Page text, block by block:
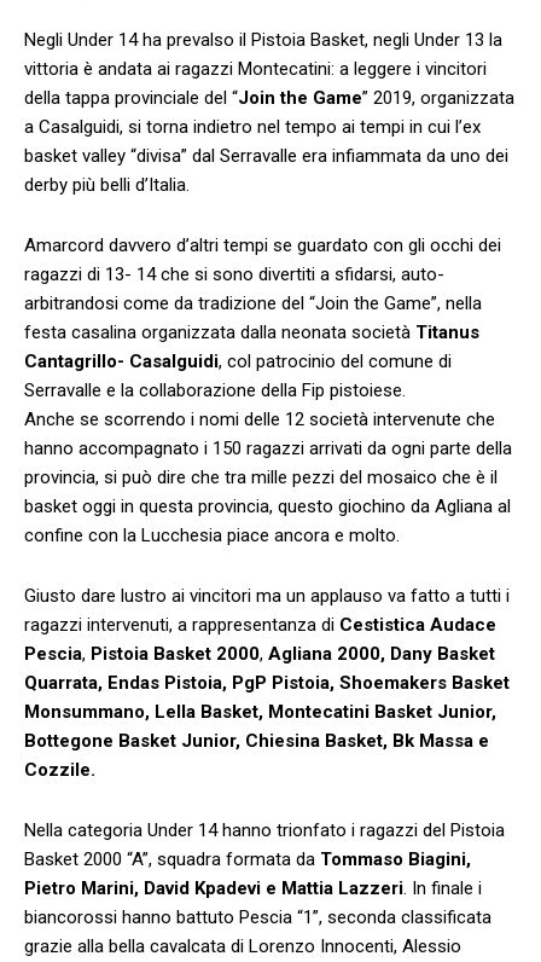
Negli Under 14 ha prevalso il Pistoia Basket, negli Under 13 la
vittoria è andata ai ragazzi Montecatini: a leggere i vincitori
della tappa provinciale del “Join the Game” 2019, organizzata
a Casalguidi, si torna indietro nel tempo ai tempi in cui l’ex
basket valley “divisa” dal Serravalle era infiammata da uno dei
derby più belli d’Italia.
Amarcord davvero d’altri tempi se guardato con gli occhi dei
ragazzi di 13- 14 che si sono divertiti a sfidarsi, auto-
arbitrandosi come da tradizione del “Join the Game”, nella
festa casalina organizzata dalla neonata società Titanus
Cantagrillo- Casalguidi, col patrocinio del comune di
Serravalle e la collaborazione della Fip pistoiese.
Anche se scorrendo i nomi delle 12 società intervenute che
hanno accompagnato i 150 ragazzi arrivati da ogni parte della
provincia, si può dire che tra mille pezzi del mosaico che è il
basket oggi in questa provincia, questo giochino da Agliana al
confine con la Lucchesia piace ancora e molto.
Giusto dare lustro ai vincitori ma un applauso va fatto a tutti i
ragazzi intervenuti, a rappresentanza di Cestistica Audace
Pescia, Pistoia Basket 2000, Agliana 2000, Dany Basket
Quarrata, Endas Pistoia, PgP Pistoia, Shoemakers Basket
Monsummano, Lella Basket, Montecatini Basket Junior,
Bottegone Basket Junior, Chiesina Basket, Bk Massa e
Cozzile.
Nella categoria Under 14 hanno trionfato i ragazzi del Pistoia
Basket 2000 “A”, squadra formata da Tommaso Biagini,
Pietro Marini, David Kpadevi e Mattia Lazzeri. In finale i
biancorossi hanno battuto Pescia “1”, seconda classificata
grazie alla bella cavalcata di Lorenzo Innocenti, Alessio